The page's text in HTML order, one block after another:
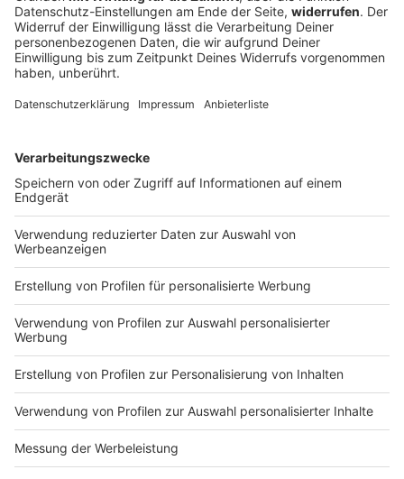
Die Waldbrandgefahr ist vielerorts hoch in Bayern.
Und was macht eigentlich der Borkenkäfer?
DEINE GEMERKTEN ARTIKEL
Du hast dir noch keine Artikel gemerkt
Impressum Newsletter